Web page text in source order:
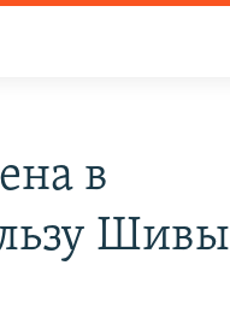
в
Шивы